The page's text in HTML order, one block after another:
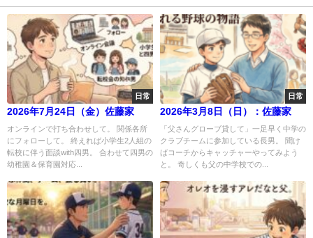
日常
2026年7月24日（金）佐藤家
オンラインで打ち合わせして。 関係各所
にフォローして。 終えれば小学生2人組の
転校に伴う面談with四男。 合わせて四男の
幼稚園＆保育園対応...
日常
2026年3月8日（日）：佐藤家
「父さんグローブ貸して」一足早く中学の
クラブチームに参加している長男。 聞け
ばコーチからキャッチャーやってみよう
と。 奇しくも父の中学校での...